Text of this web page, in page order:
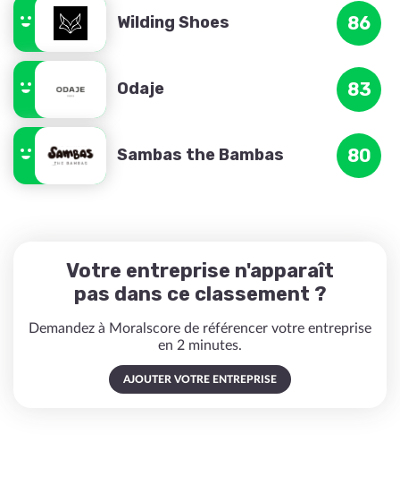
Wilding Shoes 86
Odaje 83
Sambas the Bambas 80
Votre entreprise n'apparaît
pas dans ce classement ?
Demandez à Moralscore de référencer votre entreprise
en 2 minutes.
AJOUTER VOTRE ENTREPRISE